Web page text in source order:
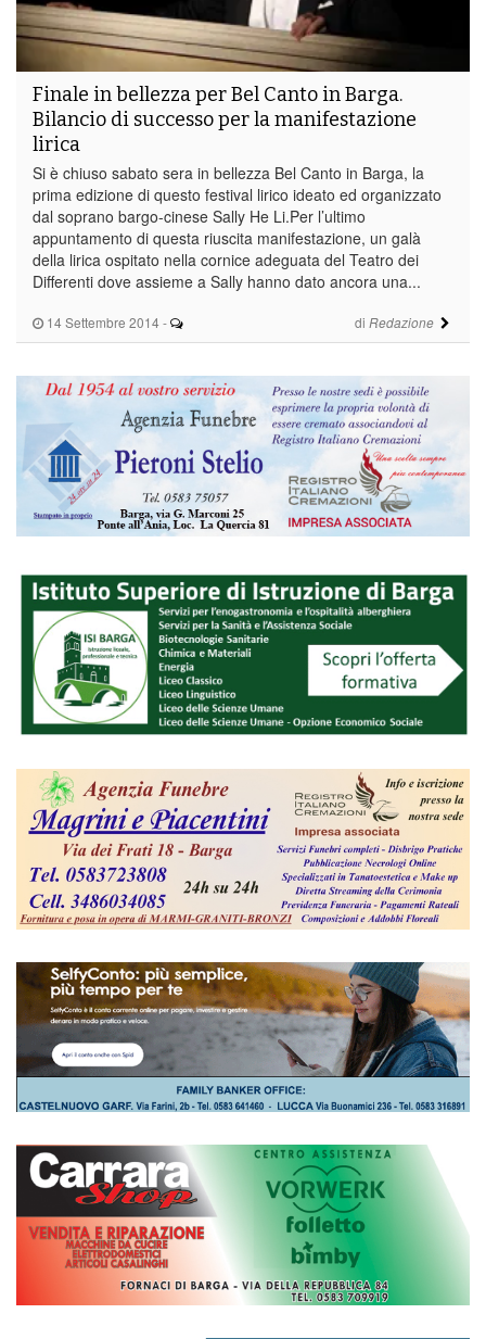
14 Settembre 2014 - di Redazione
Finale in bellezza per Bel Canto in Barga.
Bilancio di successo per la manifestazione
lirica
Si è chiuso sabato sera in bellezza Bel Canto in Barga, la
prima edizione di questo festival lirico ideato ed organizzato
dal soprano bargo-cinese Sally He Li.Per l’ultimo
appuntamento di questa riuscita manifestazione, un galà
della lirica ospitato nella cornice adeguata del Teatro dei
Differenti dove assieme a Sally hanno dato ancora una...